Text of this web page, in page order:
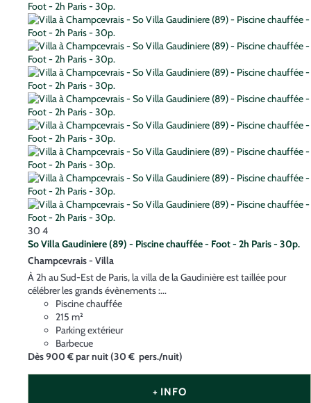
30 4
So Villa Gaudiniere (89) - Piscine chauffée - Foot - 2h Paris - 30p.
Champcevrais - Villa
À 2h au Sud-Est de Paris, la villa de la Gaudinière est taillée pour
célébrer les grands évènements :...
Piscine chauffée
215 m²
Parking extérieur
Barbecue
Dès900 €par nuit(30 € pers./nuit)
+ INFO